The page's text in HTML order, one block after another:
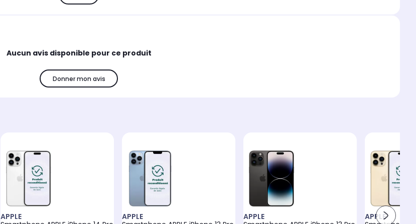
Aucun avis disponible pour ce produit
Donner mon avis
APPLE
APPLE
APPLE
APPLE